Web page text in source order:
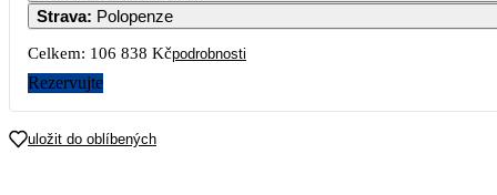
Strava: Polopenze
Celkem: 106 838 Kčpodrobnosti
Rezervujte
uložit do oblíbených